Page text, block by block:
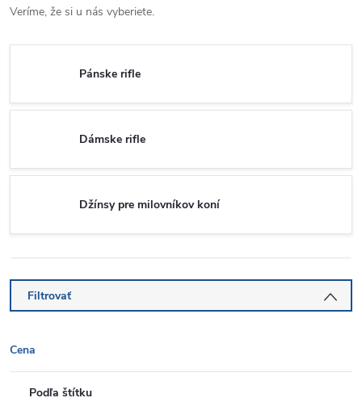
Veríme, že si u nás vyberiete.
Pánske rifle
Dámske rifle
Džínsy pre milovníkov koní
Filtrovať
Cena
Podľa štítku